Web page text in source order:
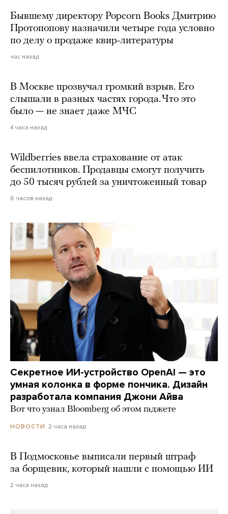
Бывшему директору Popcorn Books Дмитрию
Протопопову назначили четыре года условно
по делу о продаже квир-литературы
час назад
В Москве прозвучал громкий взрыв. Его
слышали в разных частях города. Что это
было — не знает даже МЧС
4 часа назад
Wildberries ввела страхование от атак
беспилотников. Продавцы смогут получить
до 50 тысяч рублей за уничтоженный товар
6 часов назад
Секретное ИИ-устройство OpenAI — это
умная колонка в форме пончика. Дизайн
разработала компания Джони Айва
Вот что узнал Bloomberg об этом гаджете
НОВОСТИ 2 часа назад
В Подмосковье выписали первый штраф
за борщевик, который нашли с помощью ИИ
2 часа назад